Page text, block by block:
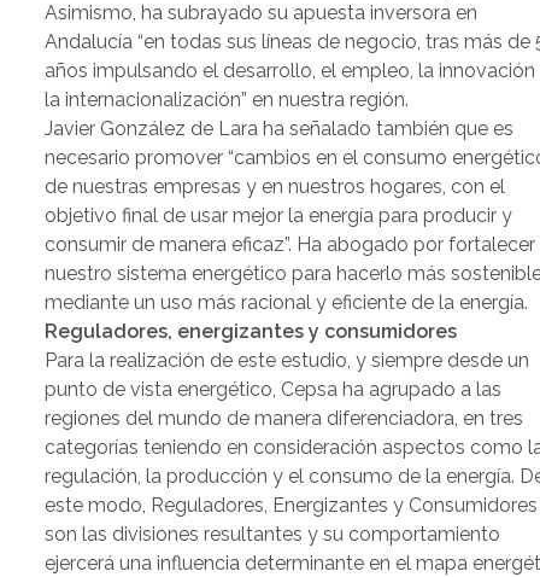
Asimismo, ha subrayado su apuesta inversora en
Andalucía “en todas sus líneas de negocio, tras más de
años impulsando el desarrollo, el empleo, la innovación
la internacionalización” en nuestra región.
Javier González de Lara ha señalado también que es
necesario promover “cambios en el consumo
de nuestras empresas y en nuestros hogares, con el
objetivo final de usar mejor la energía para producir y
consumir de manera eficaz”. Ha abogado por fortalecer
nuestro sistema energético para hacerlo más
mediante un uso más racional y eficiente de la energía.
Reguladores, energizantes y consumidores
Para la realización de este estudio, y siempre desde un
punto de vista energético, Cepsa ha agrupado a las
regiones del mundo de manera diferenciadora, en tres
categorías teniendo en consideración aspectos como
regulación, la producción y el consumo de la energía.
este modo, Reguladores, Energizantes y Consumidores
son las divisiones resultantes y su comportamiento
ejercerá una influencia determinante en el mapa